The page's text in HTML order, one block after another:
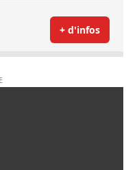
+ d'infos